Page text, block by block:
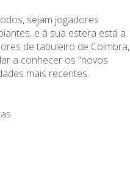
sejam jogadores
e à sua estera está a
de tabuleiro de Coimbra,
a conhecer os “novos
mais recentes.